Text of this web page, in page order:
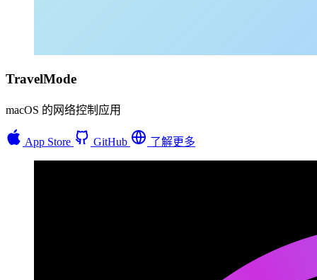
TravelMode
macOS 的网络控制应用
App Store GitHub 了解更多